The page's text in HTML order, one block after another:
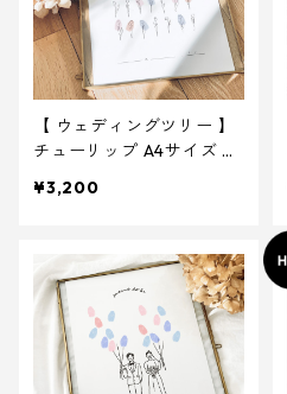
【 ウェディングツリー 】
チューリップ A4サイズ 用
ィング
¥3,200